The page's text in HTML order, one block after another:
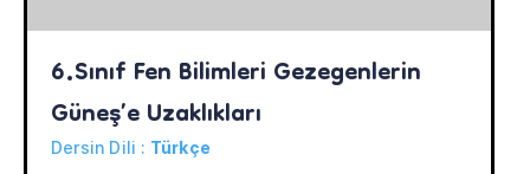
6.Sınıf Fen Bilimleri Gezegenlerin
Güneş’e Uzaklıkları
Dersin Dili : Türkçe